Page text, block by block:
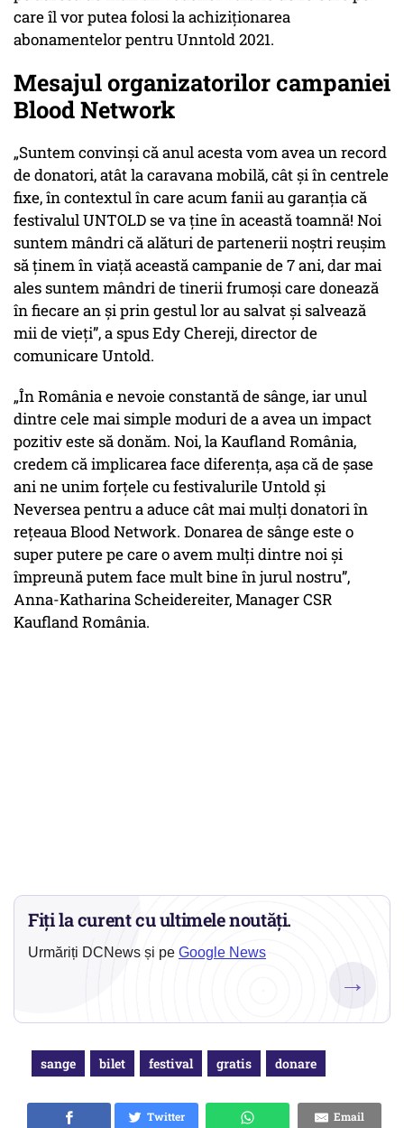
care îl vor putea folosi la achiziționarea
abonamentelor pentru Unntold 2021.
Mesajul organizatorilor campaniei
Blood Network
„Suntem convinși că anul acesta vom avea un record
de donatori, atât la caravana mobilă, cât și în centrele
fixe, în contextul în care acum fanii au garanția că
festivalul UNTOLD se va ține în această toamnă! Noi
suntem mândri că alături de partenerii noștri reușim
să ținem în viață această campanie de 7 ani, dar mai
ales suntem mândri de tinerii frumoși care donează
în fiecare an și prin gestul lor au salvat și salvează
mii de vieți”, a spus Edy Chereji, director de
comunicare Untold.
„În România e nevoie constantă de sânge, iar unul
dintre cele mai simple moduri de a avea un impact
pozitiv este să donăm. Noi, la Kaufland România,
credem că implicarea face diferența, așa că de șase
ani ne unim forțele cu festivalurile Untold și
Neversea pentru a aduce cât mai mulți donatori în
rețeaua Blood Network. Donarea de sânge este o
super putere pe care o avem mulți dintre noi și
împreună putem face mult bine în jurul nostru”,
Anna-Katharina Scheidereiter, Manager CSR
Kaufland România.
Fiți la curent cu ultimele noutăți.
Urmăriți DCNews și pe Google News
→
sange bilet festival gratis donare
Twitter Email